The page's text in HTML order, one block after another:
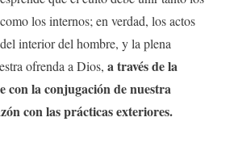
los internos; en verdad, los actos
interior del hombre, y la plena
ofrenda a Dios, a través de la
con la conjugación de nuestra
con las prácticas exteriores.